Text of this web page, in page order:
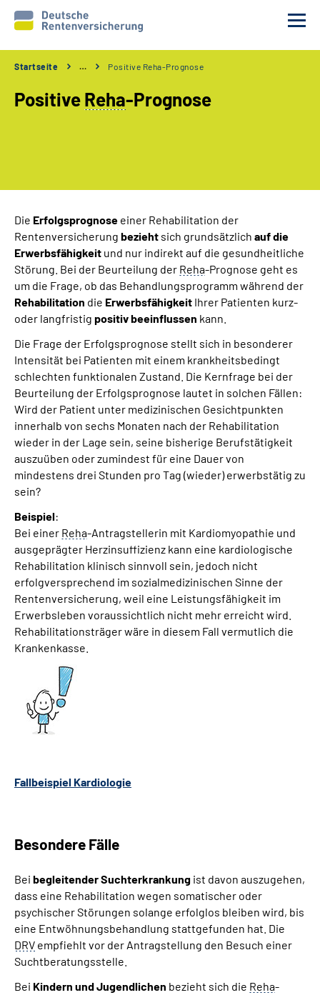
Rente
Erweiterte Suche
Startseite … Positive Reha-Prognose
PositiveReha-Prognose
Die Erfolgsprognose einer Rehabilitation der
Rentenversicherung bezieht sich grundsätzlich auf die
Erwerbsfähigkeit und nur indirekt auf die gesundheitliche
Störung. Bei der Beurteilung der Reha-Prognose geht es
um die Frage, ob das Behandlungsprogramm während der
Rehabilitation die Erwerbsfähigkeit Ihrer Patienten kurz-
oder langfristig positivbeeinflussen kann.
Die Frage der Erfolgsprognose stellt sich in besonderer
Intensität bei Patienten mit einem krankheitsbedingt
schlechten funktionalen Zustand. Die Kernfrage bei der
Beurteilung der Erfolgsprognose lautet in solchen Fällen:
Wird der Patient unter medizinischen Gesichtpunkten
innerhalb von sechs Monaten nach der Rehabilitation
wieder in der Lage sein, seine bisherige Berufstätigkeit
auszuüben oder zumindest für eine Dauer von
mindestens drei Stunden pro Tag (wieder) erwerbstätig zu
sein?
Beispiel:
Bei einer Reha-Antragstellerin mit Kardiomyopathie und
ausgeprägter Herzinsuffizienz kann eine kardiologische
Rehabilitation klinisch sinnvoll sein, jedoch nicht
erfolgversprechend im sozialmedizinischen Sinne der
Rentenversicherung, weil eine Leistungsfähigkeit im
Erwerbsleben voraussichtlich nicht mehr erreicht wird.
Rehabilitationsträger wäre in diesem Fall vermutlich die
Krankenkasse.
Fallbeispiel Kardiologie
Besondere Fälle
Bei begleitender Suchterkrankung ist davon auszugehen,
dass eine Rehabilitation wegen somatischer oder
psychischer Störungen solange erfolglos bleiben wird, bis
eine Entwöhnungsbehandlung stattgefunden hat. Die
DRV empfiehlt vor der Antragstellung den Besuch einer
Suchtberatungsstelle.
Bei Kindern und Jugendlichen bezieht sich die Reha-